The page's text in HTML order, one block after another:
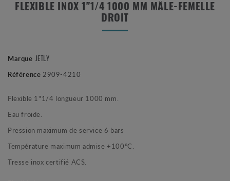
FLEXIBLE INOX 1"1/4 1000 MM MÂLE-FEMELLE
DROIT
Marque JETLY
Référence 2909-4210
Flexible 1"1/4 longueur 1000 mm.
Eau froide.
Pression maximum de service 6 bars
Température maximum admise +100°C.
Tresse inox certifié ACS.